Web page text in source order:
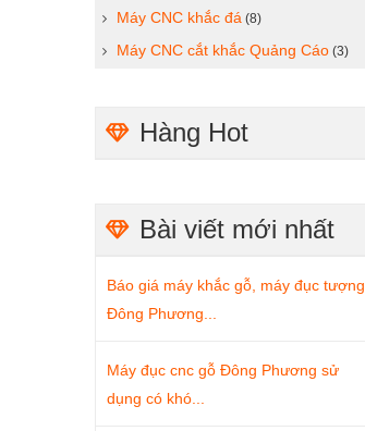
Máy CNC khắc đá (8)
Máy CNC cắt khắc Quảng Cáo (3)
Hàng Hot
Bài viết mới nhất
Báo giá máy khắc gỗ, máy đục tượng
Đông Phương...
Máy đục cnc gỗ Đông Phương sử
dụng có khó...